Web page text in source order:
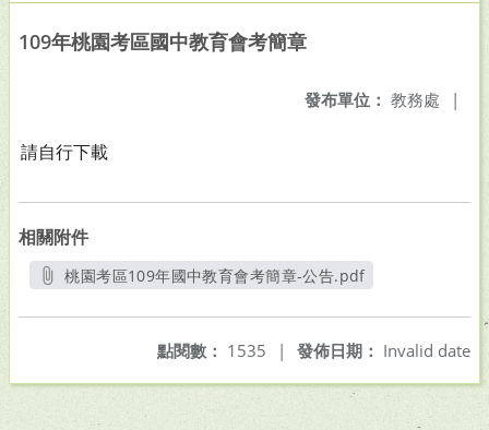
109年桃園考區國中教育會考簡章
發布單位： 教務處 |
請自行下載
相關附件
桃園考區109年國中教育會考簡章-公告.pdf
發佈日期： Invalid date
點閱數： 1535 |